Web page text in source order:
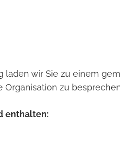
wir Sie zu einem
zu
enthalten: